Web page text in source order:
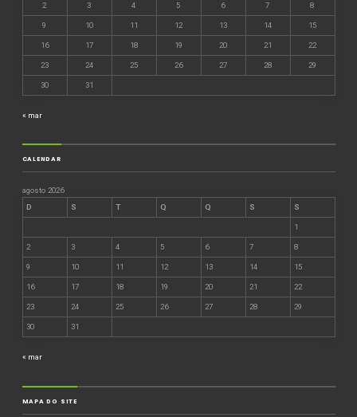
2 3 4 5 6 7 8
9 10 11 12 13 14 15
16 17 18 19 20 21 22
23 24 25 26 27 28 29
30 31
« mar
CALENDAR
agosto 2026
D
S T Q Q S S
1
2 3 4 5 6 7 8
9 10 11 12 13 14 15
16 17 18 19 20 21 22
23 24 25 26 27 28 29
30 31
« mar
MAPA DO SITE